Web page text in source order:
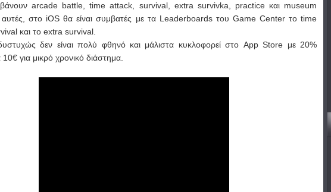
arcade battle, time attack, survival, extra survivka, practice και museum
στο iOS θα είναι συμβατές με τα Leaderboards του Game Center το time
και το extra survival.
δεν είναι πολύ φθηνό και μάλιστα κυκλοφορεί στο App Store με 20%
για μικρό χρονικό διάστημα.